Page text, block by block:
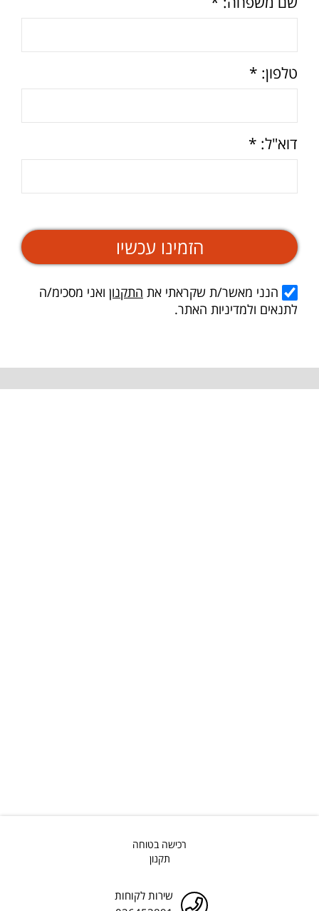
טלפון: *
דוא"ל: *
הזמינו עכשיו
הנני מאשר/ת שקראתי את התקנון ואני מסכימ/ה
לתנאים ולמדיניות האתר.
רכישה בטוחה
תקנון
שירות לקוחות